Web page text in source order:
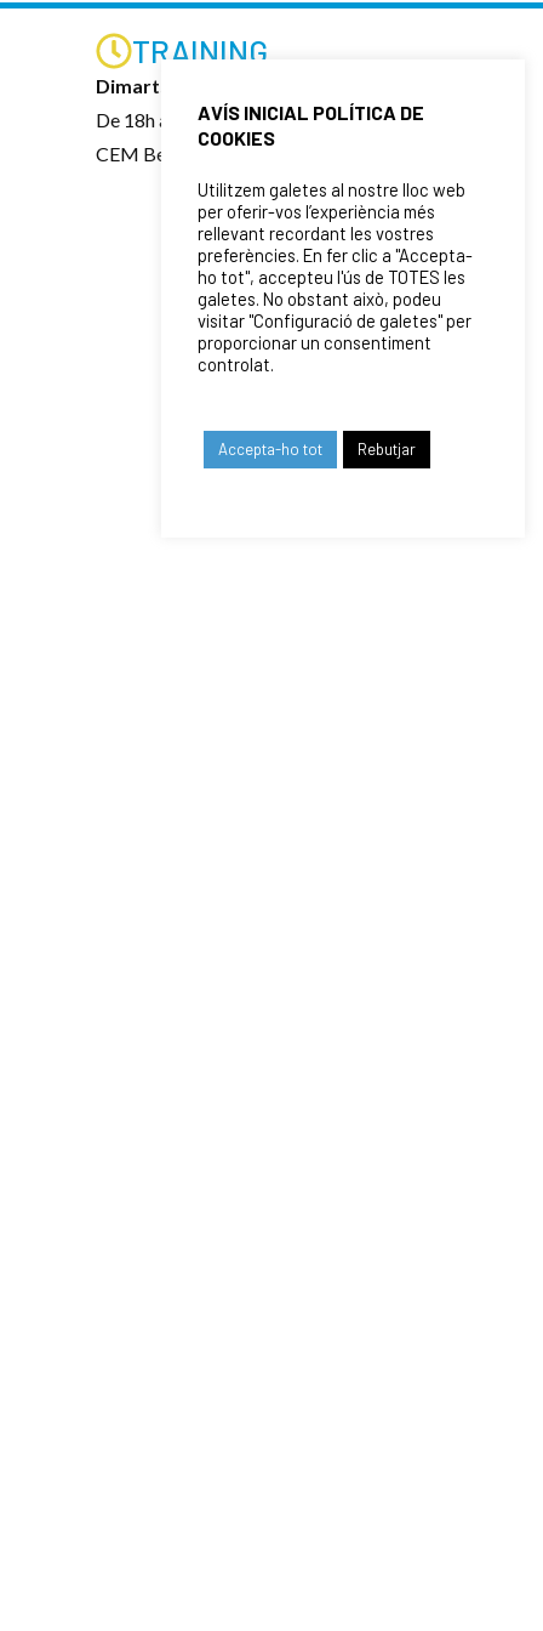
TRAINING
Dimarts i dijous
De 18h a 20:30h
CEM Besòs
AVÍS INICIAL POLÍTICA DE
COOKIES
Utilitzem galetes al nostre lloc web
per oferir-vos l’experiència més
rellevant recordant les vostres
preferències. En fer clic a "Accepta-
ho tot", accepteu l'ús de TOTES les
galetes. No obstant això, podeu
visitar "Configuració de galetes" per
proporcionar un consentiment
controlat.
Accepta-ho tot Rebutjar